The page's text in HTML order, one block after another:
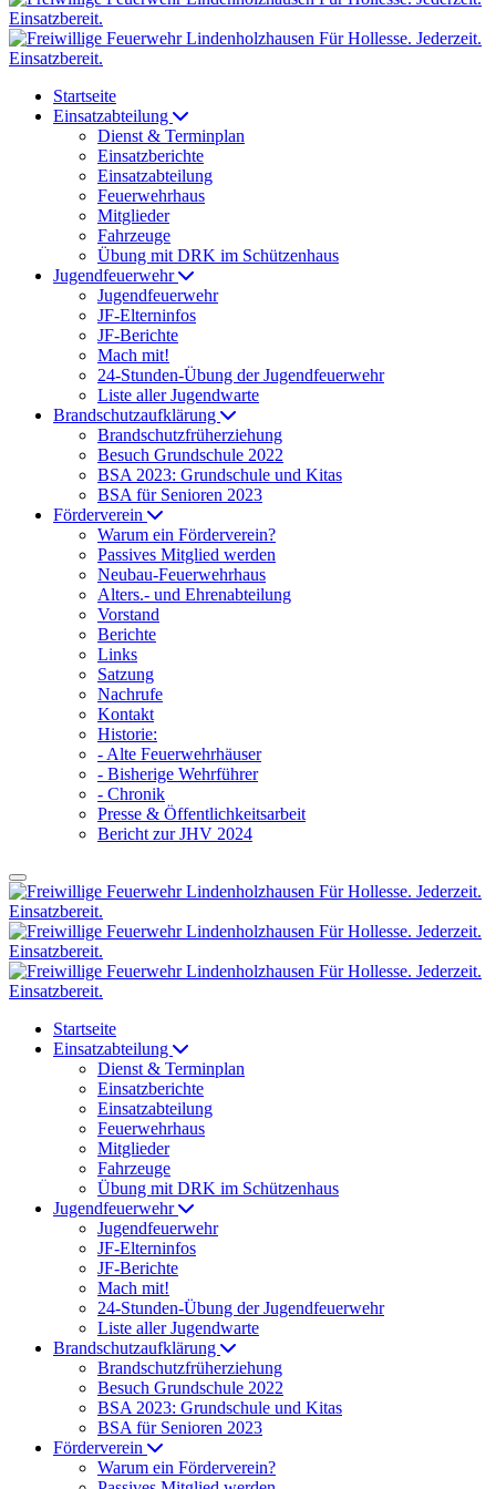
Startseite
Einsatzabteilung
Dienst & Terminplan
Einsatzberichte
Einsatzabteilung
Feuerwehrhaus
Mitglieder
Fahrzeuge
Übung mit DRK im Schützenhaus
Jugendfeuerwehr
Jugendfeuerwehr
JF-Elterninfos
JF-Berichte
Mach mit!
24-Stunden-Übung der Jugendfeuerwehr
Liste aller Jugendwarte
Brandschutzaufklärung
Brandschutzfrüherziehung
Besuch Grundschule 2022
BSA 2023: Grundschule und Kitas
BSA für Senioren 2023
Förderverein
Warum ein Förderverein?
Passives Mitglied werden
Neubau-Feuerwehrhaus
Alters.- und Ehrenabteilung
Vorstand
Berichte
Links
Satzung
Nachrufe
Kontakt
Historie:
- Alte Feuerwehrhäuser
- Bisherige Wehrführer
- Chronik
Presse & Öffentlichkeitsarbeit
Bericht zur JHV 2024
Startseite
Einsatzabteilung
Dienst & Terminplan
Einsatzberichte
Einsatzabteilung
Feuerwehrhaus
Mitglieder
Fahrzeuge
Übung mit DRK im Schützenhaus
Jugendfeuerwehr
Jugendfeuerwehr
JF-Elterninfos
JF-Berichte
Mach mit!
24-Stunden-Übung der Jugendfeuerwehr
Liste aller Jugendwarte
Brandschutzaufklärung
Brandschutzfrüherziehung
Besuch Grundschule 2022
BSA 2023: Grundschule und Kitas
BSA für Senioren 2023
Förderverein
Warum ein Förderverein?